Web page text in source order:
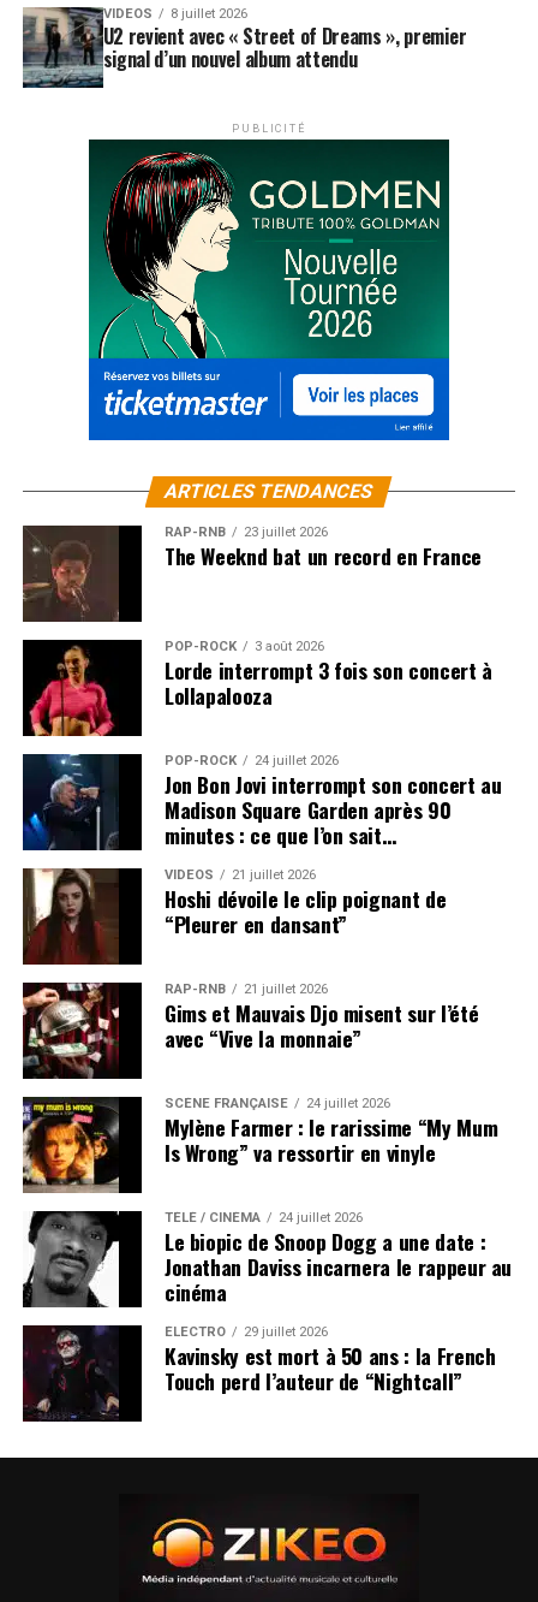
VIDEOS 8 juillet 2026
U2 revient avec « Street of Dreams », premier
signal d’un nouvel album attendu
PUBLICITÉ
ARTICLES TENDANCES
RAP-RNB 23 juillet 2026
The Weeknd bat un record en France
POP-ROCK 3 août 2026
Lorde interrompt 3 fois son concert à
Lollapalooza
POP-ROCK 24 juillet 2026
Jon Bon Jovi interrompt son concert au
Madison Square Garden après 90
minutes : ce que l’on sait…
VIDEOS 21 juillet 2026
Hoshi dévoile le clip poignant de
“Pleurer en dansant”
RAP-RNB 21 juillet 2026
Gims et Mauvais Djo misent sur l’été
avec “Vive la monnaie”
SCÈNE FRANÇAISE 24 juillet 2026
Mylène Farmer : le rarissime “My Mum
Is Wrong” va ressortir en vinyle
TÉLÉ / CINÉMA 24 juillet 2026
Le biopic de Snoop Dogg a une date :
Jonathan Daviss incarnera le rappeur au
cinéma
ÉLECTRO 29 juillet 2026
Kavinsky est mort à 50 ans : la French
Touch perd l’auteur de “Nightcall”